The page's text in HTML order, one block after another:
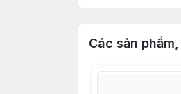
Các sản